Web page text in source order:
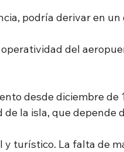
podría derivar en
del
desde diciembre de
la isla, que depende
turístico. La falta de